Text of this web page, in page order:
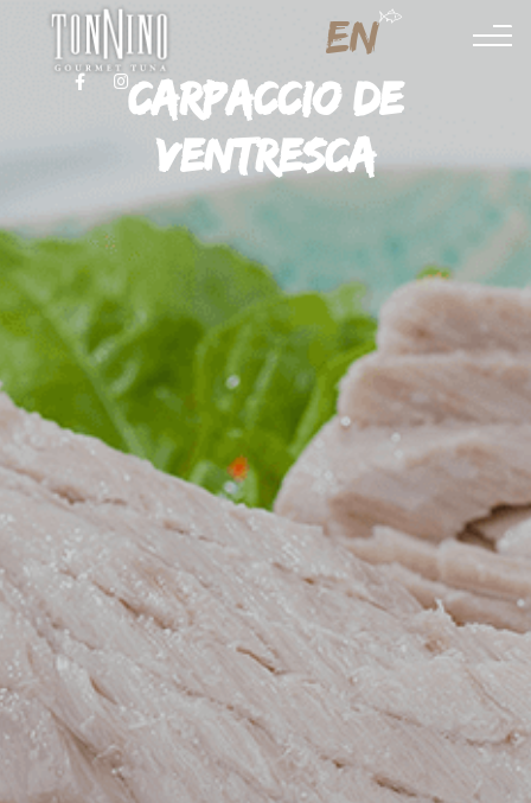
EN
FACEBOOKINSTAGRAM
CARPACCIO DE
VENTRESCA